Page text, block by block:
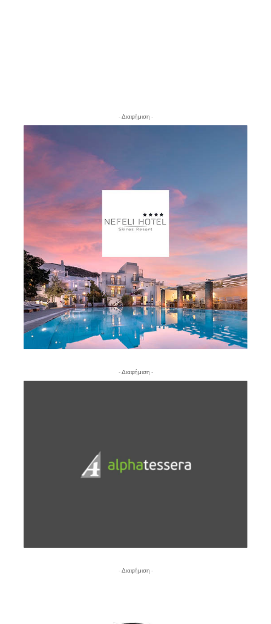
- Διαφήμιση -
- Διαφήμιση -
- Διαφήμιση -